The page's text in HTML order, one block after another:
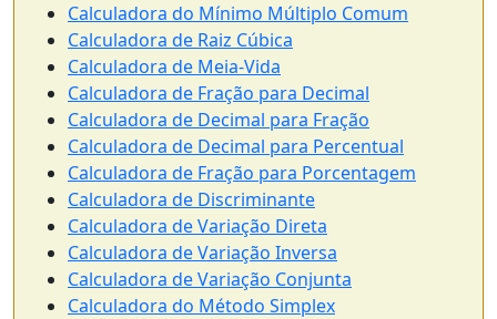
Calculadora do Mínimo Múltiplo Comum
Calculadora de Raiz Cúbica
Calculadora de Meia-Vida
Calculadora de Fração para Decimal
Calculadora de Decimal para Fração
Calculadora de Decimal para Percentual
Calculadora de Fração para Porcentagem
Calculadora de Discriminante
Calculadora de Variação Direta
Calculadora de Variação Inversa
Calculadora de Variação Conjunta
Calculadora do Método Simplex